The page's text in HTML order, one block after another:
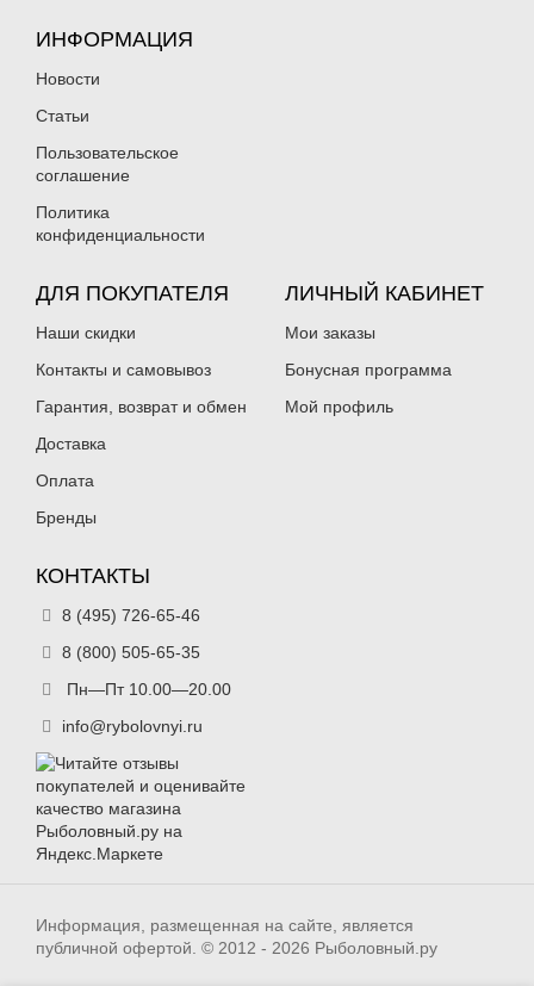
ИНФОРМАЦИЯ
Новости
Статьи
Пользовательское
соглашение
Политика
конфиденциальности
ДЛЯ ПОКУПАТЕЛЯ
Наши скидки
Контакты и самовывоз
Гарантия, возврат и обмен
Доставка
Оплата
Бренды
ЛИЧНЫЙ КАБИНЕТ
Мои заказы
Бонусная программа
Мой профиль
КОНТАКТЫ
8 (495) 726-65-46
8 (800) 505-65-35
Пн—Пт 10.00—20.00
info@rybolovnyi.ru
Информация, размещенная на сайте, является
публичной офертой. © 2012 - 2026 Рыболовный.ру